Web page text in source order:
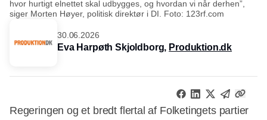
hvor hurtigt elnettet skal udbygges, og hvordan vi når derhen”,
siger Morten Høyer, politisk direktør i DI. Foto: 123rf.com
30.06.2026
Eva Harpøth Skjoldborg, Produktion.dk
Regeringen og et bredt flertal af Folketingets partier